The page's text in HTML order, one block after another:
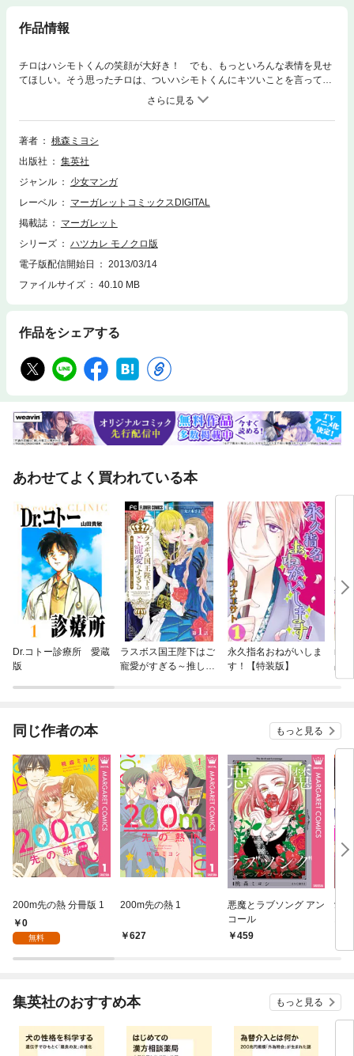
作品情報
チロはハシモトくんの笑顔が大好き！ でも、もっといろんな表情を見せ
てほしい。そう思ったチロは、ついハシモトくんにキツいことを言ってし
まい…。ヘコむチロにハシモトくんは!?
著者
桃森ミヨシ
出版社
集英社
ジャンル
少女マンガ
レーベル
マーガレットコミックスDIGITAL
掲載誌
マーガレット
シリーズ
ハツカレ モノクロ版
電子版配信開始日
2013/03/14
ファイルサイズ
40.10 MB
作品をシェアする
あわせてよく買われている本
Dr.コトー診療所 愛蔵
版
ラスボス国王陛下はご
寵愛がすぎる～推し悲
永久指名おねがいしま
す！【特装版】
占
の
同じ作者の本 もっと見る
200m先の熱 分冊版 1
0
無料
200m先の熱 1
627
悪魔とラブソング アン
コール
459
愛
集英社のおすすめ本 もっと見る